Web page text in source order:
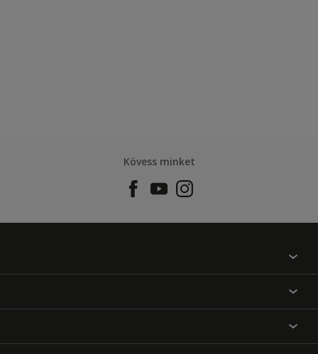
Kövess minket
Üzlet kereső
Inspiráció